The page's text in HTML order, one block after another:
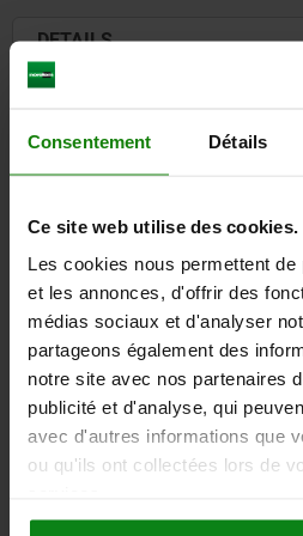
Consentement Détails
Ce site web utilise des cookies.
Les cookies nous permettent
et les annonces, d'offrir des
médias sociaux et d'analyser
partageons également des
notre site avec nos partenaires
publicité et d'analyse, qui
avec d'autres informations que
ou qu'ils ont collectées lors de
DETAILS
DOWNLOADS
Other